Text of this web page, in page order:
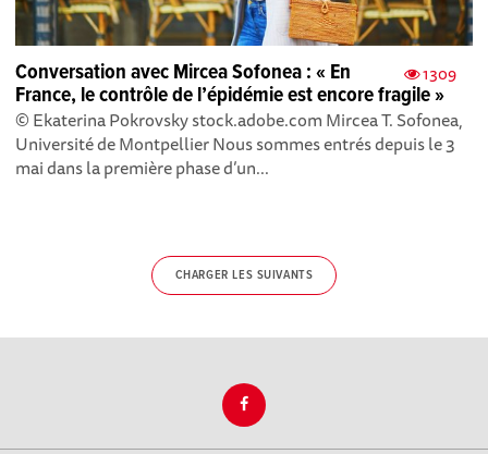
1309
Conversation avec Mircea Sofonea : « En
France, le contrôle de l’épidémie est encore fragile »
© Ekaterina Pokrovsky stock.adobe.com Mircea T. Sofonea,
Université de Montpellier Nous sommes entrés depuis le 3
mai dans la première phase d’un...
CHARGER LES SUIVANTS